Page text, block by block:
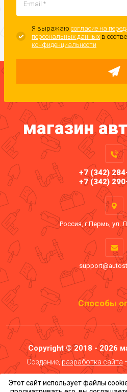
Я выражаю согласие на
персональных данных в
конфиденциальности
магазин
+7 (342)
+7 (342)
Россия, г.Пермь, ул.
Способы
Copyright © 2018 - 2026
Создание,разработка сайта
Этот сайт использует файлы